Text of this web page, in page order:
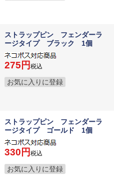
ストラップピン フェンダーラ
ージタイプ ブラック 1個
275 税込
お気に入りに登録
ストラップピン フェンダーラ
ージタイプ ゴールド 1個
330 税込
お気に入りに登録